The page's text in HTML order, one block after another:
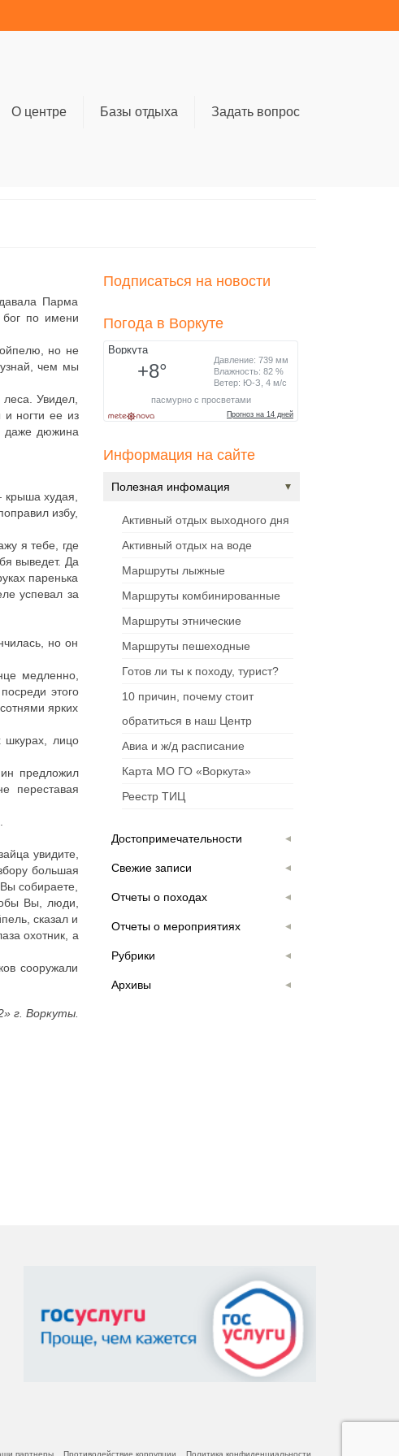
О центре Базы отдыха Задать вопрос
Парма
бог по имени
но не
узнай, чем мы
Увидел,
и ногти ее из
даже дюжина
худая,
избу,
я тебе, где
выведет. Да
паренька
успевал за
но он
медленно,
этого
ярких
шкурах, лицо
предложил
переставая
увидите,
большая
собираете,
Вы, люди,
сказал и
охотник, а
сооружали
г. Воркуты.
Подписаться на новости
Погода в Воркуте
Информация на сайте
Полезная инфомация
Активный отдых выходного дня
Активный отдых на воде
Маршруты лыжные
Маршруты комбинированные
Маршруты этнические
Маршруты пешеходные
Готов ли ты к походу, турист?
10 причин, почему стоит
обратиться в наш Центр
Авиа и ж/д расписание
Карта МО ГО «Воркута»
Реестр ТИЦ
Достопримечательности
Свежие записи
Отчеты о походах
Отчеты о мероприятиях
Рубрики
Архивы
партнеры Противодействие коррупции Политика конфиденциальности